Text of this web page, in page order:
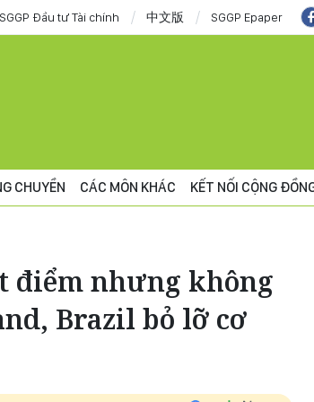
SGGP Đầu tư Tài chính 中文版 SGGP Epaper
CHUYỀN CÁC MÔN KHÁC KẾT NỐI CỘNG
điểm nhưng không
Brazil bỏ lỡ cơ